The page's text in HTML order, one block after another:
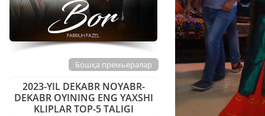
Бошқа премьералар
2023-YIL DEKABR NOYABR-
DEKABR OYINING ENG YAXSHI
KLIPLAR TOP-5 TALIGI